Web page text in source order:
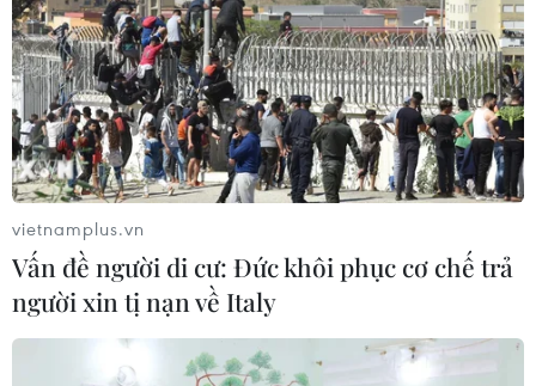
vietnamplus.vn
Vấn đề người di cư: Đức khôi phục cơ chế trả
người xin tị nạn về Italy